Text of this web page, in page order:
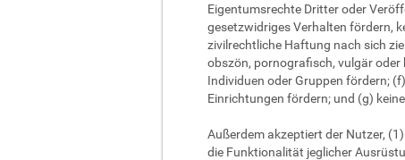
Eigentumsrechte Dritter oder
gesetzwidriges Verhalten fördern,
zivilrechtliche Haftung nach sich
obszön, pornografisch, vulgär oder
Individuen oder Gruppen fördern;
Einrichtungen fördern; und (g)
Außerdem akzeptiert der Nutzer,
die Funktionalität jeglicher